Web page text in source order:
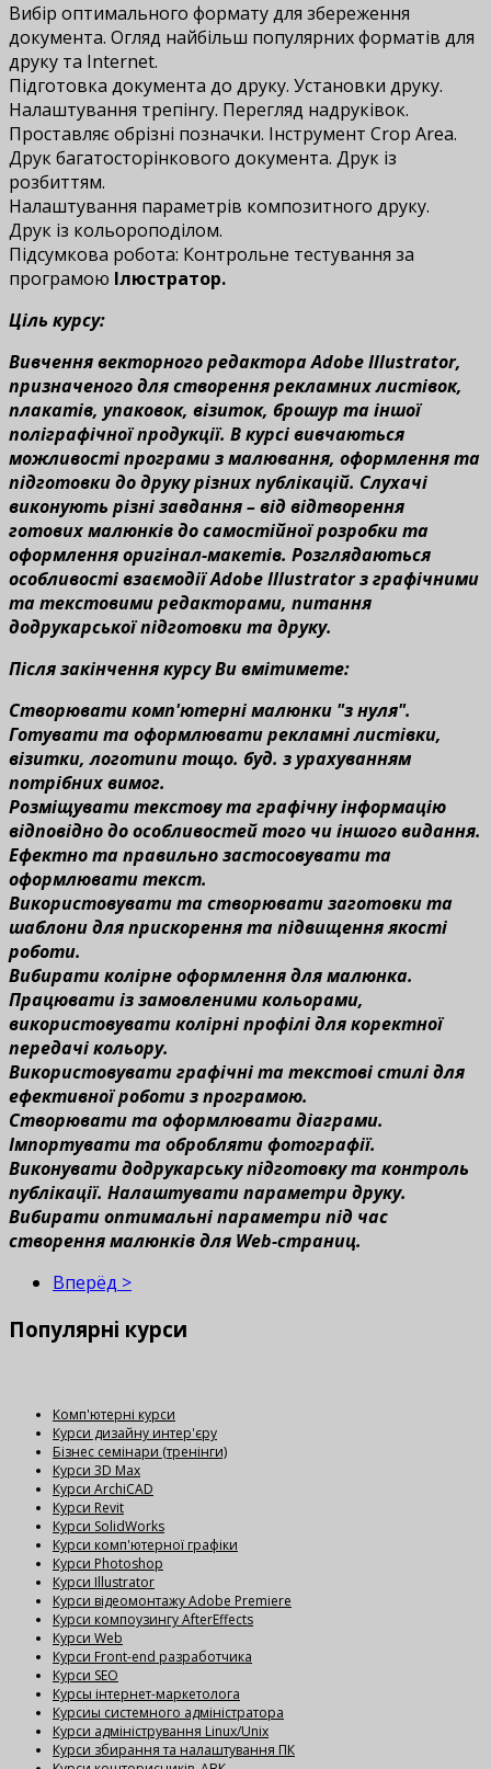
Вибір оптимального формату для збереження
документа. Огляд найбільш популярних форматів для
друку та Internet.
Підготовка документа до друку. Установки друку.
Налаштування трепінгу. Перегляд надруківок.
Проставляє обрізні позначки. Інструмент Crop Area.
Друк багатосторінкового документа. Друк із
розбиттям.
Налаштування параметрів композитного друку.
Друк із кольороподілом.
Підсумкова робота: Контрольне тестування за
програмою Ілюстратор.
Ціль курсу:
Вивчення векторного редактора Adobe Illustrator,
призначеного для створення рекламних листівок,
плакатів, упаковок, візиток, брошур та іншої
поліграфічної продукції. В курсі вивчаються
можливості програми з малювання, оформлення та
підготовки до друку різних публікацій. Слухачі
виконують різні завдання – від відтворення
готових малюнків до самостійної розробки та
оформлення оригінал-макетів. Розглядаються
особливості взаємодії Adobe Illustrator з графічними
та текстовими редакторами, питання
додрукарської підготовки та друку.
Після закінчення курсу Ви вмітимете:
Створювати комп'ютерні малюнки "з нуля".
Готувати та оформлювати рекламні листівки,
візитки, логотипи тощо. буд. з урахуванням
потрібних вимог.
Розміщувати текстову та графічну інформацію
відповідно до особливостей того чи іншого видання.
Ефектно та правильно застосовувати та
оформлювати текст.
Використовувати та створювати заготовки та
шаблони для прискорення та підвищення якості
роботи.
Вибирати колірне оформлення для малюнка.
Працювати із замовленими кольорами,
використовувати колірні профілі для коректної
передачі кольору.
Використовувати графічні та текстові стилі для
ефективної роботи з програмою.
Створювати та оформлювати діаграми.
Імпортувати та обробляти фотографії.
Виконувати додрукарську підготовку та контроль
публікації. Налаштувати параметри друку.
Вибирати оптимальні параметри під час
створення малюнків для Web-страниц.
Вперёд >
Популярні курси
Комп'ютерні курси
Курси дизайну интер'єру
Бізнес семінари (тренінги)
Курси 3D Max
Курси ArchiCAD
Курси Revit
Курси SolidWorks
Курси комп'ютерної графіки
Курси Photoshop
Курси Illustrator
Курси відеомонтажу Adobe Premiere
Курси компоузингу AfterEffects
Курси Web
Курси Front-end разработчика
Курси SEO
Курсы інтернет-маркетолога
Курсиы системного адміністратора
Курси адміністрування Linux/Unix
Курси збирання та налаштування ПК